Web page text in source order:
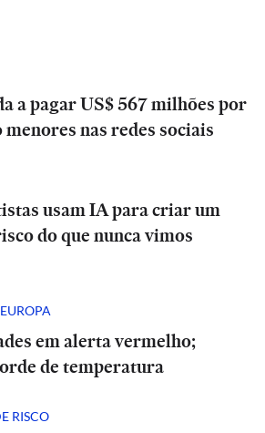
a pagar US$ 567 milhões por
nas redes sociais
usam IA para criar um
do que nunca vimos
em alerta vermelho;
de temperatura
RISCO